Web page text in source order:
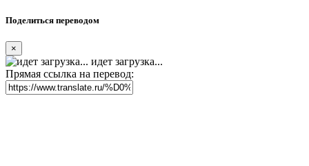
Поделиться переводом
×
идет загрузка...
Прямая ссылка на перевод: